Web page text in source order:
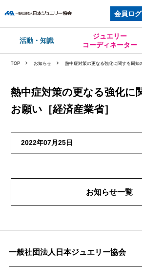
会員ロ
活動・知識
ジュエリー
コーディネーター
TOP お知らせ 熱中症対策の更なる強化に関する周知
熱中症対策の更なる強化に
お願い［経済産業省］
2022年07月25日
お知らせ一覧
一般社団法人日本ジュエリー協会